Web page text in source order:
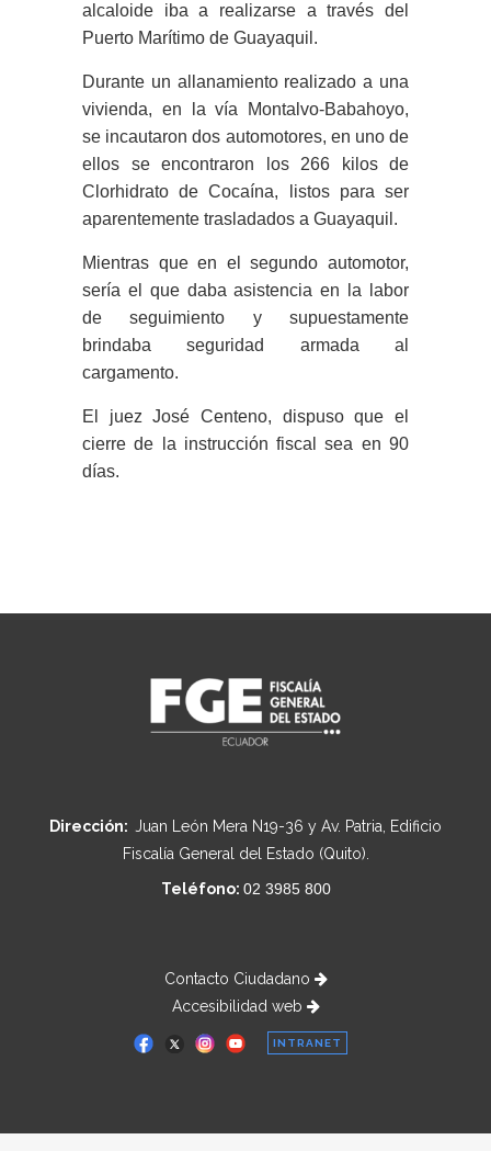
alcaloide iba a realizarse a través del
Puerto Marítimo de Guayaquil.
Durante un allanamiento realizado a una
vivienda, en la vía Montalvo-Babahoyo,
se incautaron dos automotores, en uno de
ellos se encontraron los 266 kilos de
Clorhidrato de Cocaína, listos para ser
aparentemente trasladados a Guayaquil.
Mientras que en el segundo automotor,
sería el que daba asistencia en la labor
de seguimiento y supuestamente
brindaba seguridad armada al
cargamento.
El juez José Centeno, dispuso que el
cierre de la instrucción fiscal sea en 90
días.
Dirección: Juan León Mera N19-36 y Av. Patria, Edificio
Fiscalía General del Estado (Quito).
Teléfono: 02 3985 800
Contacto Ciudadano
Accesibilidad web
INTRANET